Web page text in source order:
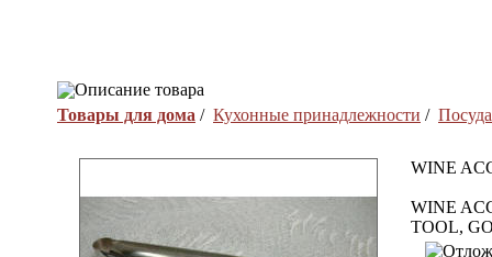
Описание товара
Товары для дома / Кухонные принадлежности /
WINE
WINE
TOOL,